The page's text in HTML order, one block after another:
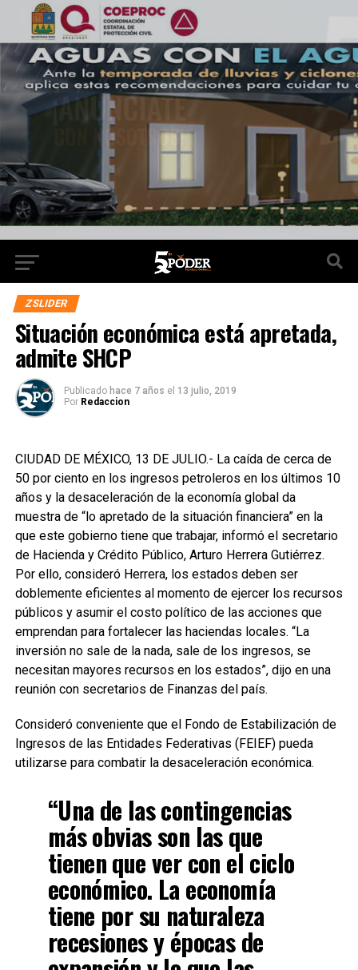
ZSLIDER
Situación económica está apretada,
admite SHCP
Publicado hace 7 años el 13 julio, 2019
Por Redaccion
CIUDAD DE MÉXICO, 13 DE JULIO.- La caída de cerca de
50 por ciento en los ingresos petroleros en los últimos 10
años y la desaceleración de la economía global da
muestra de “lo apretado de la situación financiera” en la
que este gobierno tiene que trabajar, informó el secretario
de Hacienda y Crédito Público, Arturo Herrera Gutiérrez.
Por ello, consideró Herrera, los estados deben ser
doblemente eficientes al momento de ejercer los recursos
públicos y asumir el costo político de las acciones que
emprendan para fortalecer las haciendas locales. “La
inversión no sale de la nada, sale de los ingresos, se
necesitan mayores recursos en los estados”, dijo en una
reunión con secretarios de Finanzas del país.
Consideró conveniente que el Fondo de Estabilización de
Ingresos de las Entidades Federativas (FEIEF) pueda
utilizarse para combatir la desaceleración económica.
“Una de las contingencias
más obvias son las que
tienen que ver con el ciclo
económico. La economía
tiene por su naturaleza
recesiones y épocas de